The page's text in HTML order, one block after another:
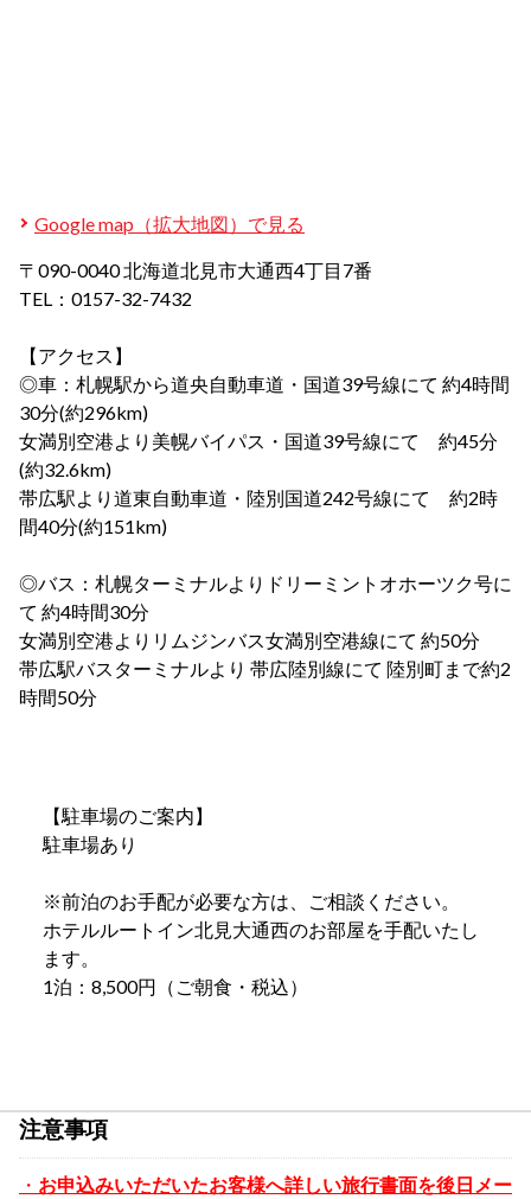
Google map（拡大地図）で見る
〒090-0040 北海道北見市大通西4丁目7番
TEL： 0157-32-7432
【アクセス】
◎車：札幌駅から道央自動車道・国道39号線にて 約4時間
30分(約296km)
女満別空港より美幌バイパス・国道39号線にて 約45分
(約32.6km)
帯広駅より道東自動車道・陸別国道242号線にて 約2時
間40分(約151km)
◎バス： 札幌ターミナルよりドリーミントオホーツク号に
て 約4時間30分
女満別空港よりリムジンバス女満別空港線にて 約50分
帯広駅バスターミナルより 帯広陸別線にて 陸別町まで約2
時間50分
【駐車場のご案内】
駐車場あり
※前泊のお手配が必要な方は、ご相談ください。
ホテルルートイン北見大通西のお部屋を手配いたし
ます。
1泊：8,500円（ご朝食・税込）
注意事項
・ お申込みいただいたお客様へ詳しい旅行書面を後日メー